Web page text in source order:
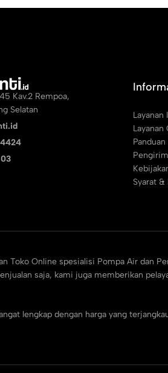
Kav.2 Rempoa,
Selatan
Layanan
Layanan
Syarat
Toko Online spesialisi Pompa Air dan
saja, kami juga memberikan
lengkap dengan harga yang